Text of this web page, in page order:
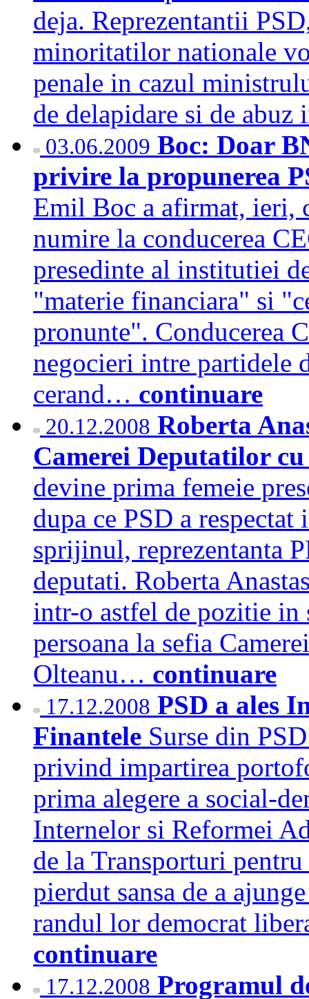
deja. Reprezentantii
minoritatilor nationale
penale in cazul
de delapidare si de
03.06.2009 Boc: Doar
privire la propunerea
Emil Boc a afirmat, ieri,
numire la conducerea
presedinte al institutiei
"materie financiara" si
pronunte". Conducerea
negocieri intre partidele
cerand… continuare
20.12.2008 Roberta
Camerei Deputatilor
devine prima femeie
dupa ce PSD a
sprijinul, reprezentanta
deputati. Roberta
intr-o astfel de pozitie in
persoana la sefia
Olteanu… continuare
17.12.2008 PSD a ales
Finantele Surse din
privind impartirea
prima alegere a social-
Internelor si Reformei
de la Transporturi
pierdut sansa de a
randul lor democrat
continuare
17.12.2008 Programul